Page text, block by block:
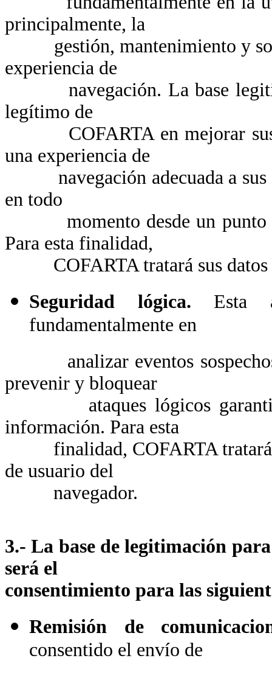
principalmente, la
gestión, mantenimiento y
experiencia de
navegación. La base
legítimo de
COFARTA en mejorar sus
una experiencia de
navegación adecuada a sus
en todo
momento desde un punto
Para esta finalidad,
COFARTA tratará sus datos
Seguridad lógica. Esta
fundamentalmente en
analizar eventos
prevenir y bloquear
ataques lógicos
información. Para esta
finalidad, COFARTA tratará
de usuario del
navegador.
3.- La base de legitimación
será el
consentimiento para las
Remisión de
consentido el envío de